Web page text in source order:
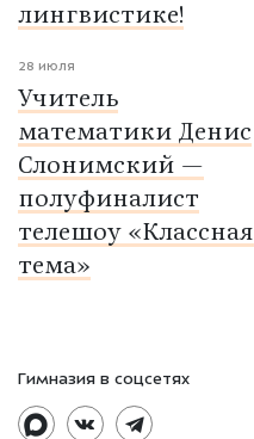
лингвистике!
28 июля
Учитель
математики Денис
Слонимский —
полуфиналист
телешоу «Классная
тема»
Гимназия в соцсетях